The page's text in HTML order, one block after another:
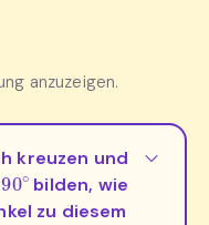
anzuzeigen.
kreuzen und
90∘bilden, wie
zu diesem